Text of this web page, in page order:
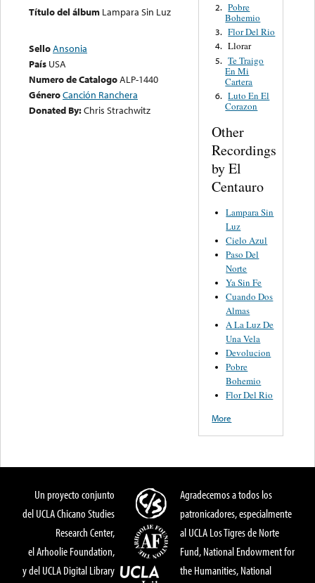
Título del álbum Lampara Sin Luz
SelloAnsonia
País USA
Numero de CatalogoALP-1440
GéneroCanción Ranchera
Donated By:Chris Strachwitz
2. Pobre
Bohemio
3. Flor Del Rio
4. Llorar
5. Te Traigo
En Mi
Cartera
6. Luto En El
Corazon
Other
Recordings
by El
Centauro
Lampara Sin
Luz
Cielo Azul
Paso Del
Norte
Ya Sin Fe
Cuando Dos
Almas
A La Luz De
Una Vela
Devolucion
Pobre
Bohemio
Flor Del Rio
More
Un proyecto conjunto
del UCLA Chicano Studies
Research Center,
el Arhoolie Foundation,
y del UCLA Digital Library
Agradecemos a todos los
patronicadores, especialmente
al UCLA Los Tigres de Norte
Fund, National Endowment for
the Humanities, National